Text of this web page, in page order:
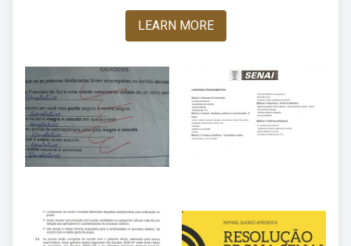
LEARN MORE